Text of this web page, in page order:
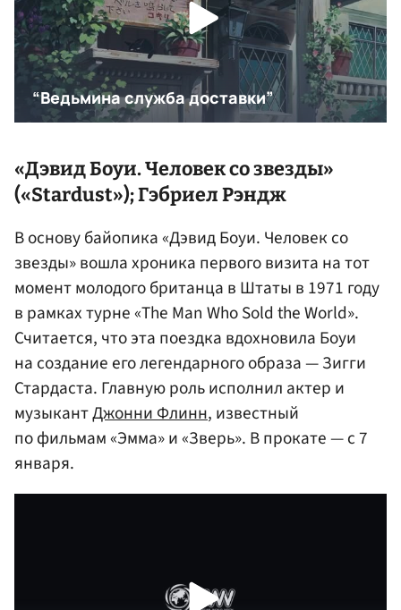
«Дэвид Боуи. Человек со звезды»
(«Stardust»);Гэбриел Рэндж
В основу байопика «Дэвид Боуи. Человек со
звезды» вошла хроника первого визита на тот
момент молодого британца в Штаты в 1971 году
в рамках турне «The Man Who Sold the World».
Считается, что эта поездка вдохновила Боуи
на создание его легендарного образа — Зигги
Стардаста. Главную роль исполнил актер и
музыкантДжонни Флинн, известный
по фильмам «Эмма» и «Зверь». В прокате — с 7
января.